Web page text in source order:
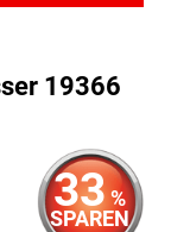
19366
33 %
SPAREN